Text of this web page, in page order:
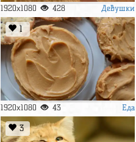
1920x1080 428 Девушки
1
1920x1080 43 Еда
3